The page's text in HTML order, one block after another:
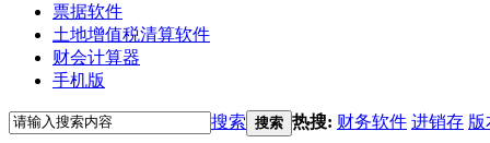
票据软件
土地增值税清算软件
财会计算器
手机版
搜索 搜索 热搜: 财务软件 进销存 版